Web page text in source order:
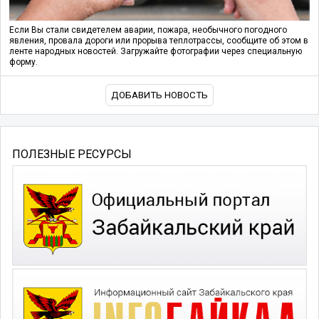
Если Вы стали свидетелем аварии, пожара, необычного погодного
явления, провала дороги или прорыва теплотрассы, сообщите об этом в
ленте народных новостей. Загружайте фотографии через специальную
форму.
ДОБАВИТЬ НОВОСТЬ
ПОЛЕЗНЫЕ РЕСУРСЫ